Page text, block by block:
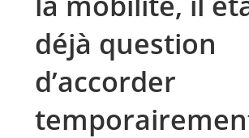
déjà question
d’accorder